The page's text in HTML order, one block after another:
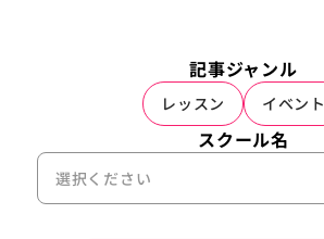
記事ジャンル
レッスン イベント
スクール名